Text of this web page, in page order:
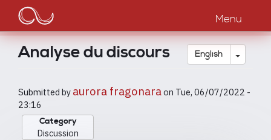
main
content
Main
navigation
Menu
English Toggle
Analyse du discours
Submitted by aurora fragonaraon Tue, 06/07/2022 -
23:16
Category
Discussion